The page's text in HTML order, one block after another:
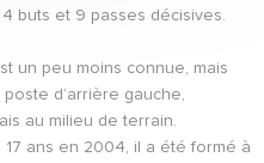
buts et 9 passes décisives.
un peu moins connue, mais
d’arrière gauche,
au milieu de terrain.
17 ans en 2004, il a été formé à